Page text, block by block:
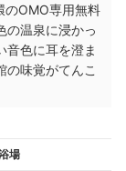
のOMO専用無料
の温泉に浸かっ
音色に耳を澄ま
の味覚がてんこ
場